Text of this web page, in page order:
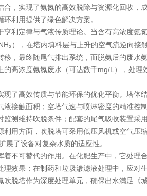
合，实现了氨氮的高效脱除与资源化回收
利用提供了绿色解决方案。
亨利定律与气液传质理论。当含有高浓度氨
），在塔内填料层与上升的空气流逆向
移，最终随尾气排出系统，而脱氨后的废
的高浓度氨氮废水（可达数千mg/L），处
高效传质与节能环保的优化平衡。塔体
液接触面积；空塔气速与喷淋密度的精准
测维持吹脱条件；配套的尾气吸收装置采
用方面，吹脱塔可采用低压风机或空气压
展了设备对复杂水质的适应性。
可替代的作用。在化肥生产中，它处理
理效果；在制药和垃圾渗滤液处理中，应
吹脱塔作为深度处理单元，确保出水满足